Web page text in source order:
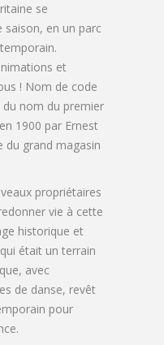
se
saison, en un parc
et
! Nom de code
du nom du premier
1900 par Ernest
du grand magasin
propriétaires
vie à cette
historique et
était un terrain
avec
de danse, revêt
pour